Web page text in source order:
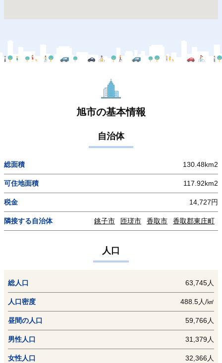
旭市の基本情報
自治体
総面積 130.48km2
可住地面積 117.92km2
税金 14,727円
隣接する自治体 銚子市 匝瑳市 香取市 香取郡東庄町
人口
総人口 63,745人
人口密度 488.5人/㎢
昼間の人口 59,766人
男性人口 31,379人
女性人口 32,366人